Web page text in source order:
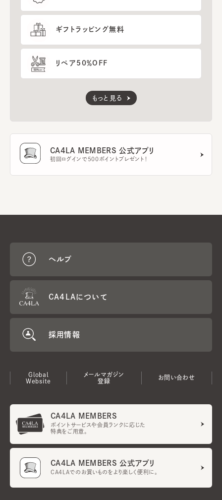
ギフトラッピング無料
リペア50％OFF
もっと見る
CA4LA MEMBERS 公式アプリ
初回ログインで500ポイントプレゼント！
ヘルプ
CA4LAについて
採用情報
Global
Website
メールマガジン
登録
お問い合わせ
CA4LA MEMBERS
ポイントサービスや会員ランクに応じた
特典をご用意。
CA4LA MEMBERS 公式アプリ
CA4LAでのお買いものをより楽しく便利に。